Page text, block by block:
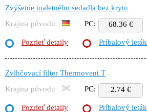
Zvýšenie toaletného sedadla bez krytu
Krajina pôvodu
PC: 68.36 €
Pozrieť detaily Príbalový leták
Zvlhčovací filter Thermovent T
Krajina pôvodu
PC: 2.74 €
Pozrieť detaily Príbalový leták